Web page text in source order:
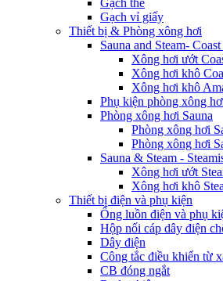
Gạch thẻ
Gạch vỉ giấy
Thiết bị & Phòng xông hơi
Sauna and Steam-
Xông hơi ướt
Xông hơi khô
Xông hơi khô
Phụ kiện phòng xông
Phòng xông hơi Sauna
Phòng xông hơi
Phòng xông hơi
Sauna & Steam -
Xông hơi ướt
Xông hơi khô
Thiết bị điện và phụ kiện
Ống luồn điện và phụ
Hộp nối cáp dây điện
Dây điện
Công tắc điều khiển từ
CB đóng ngắt